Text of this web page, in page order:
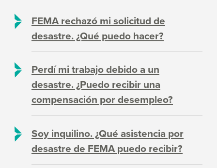
FEMA rechazó mi solicitud de
desastre. ¿Qué puedo hacer?
Perdí mi trabajo debido a un
desastre. ¿Puedo recibir una
compensación por desempleo?
Soy inquilino. ¿Qué asistencia por
desastre de FEMA puedo recibir?